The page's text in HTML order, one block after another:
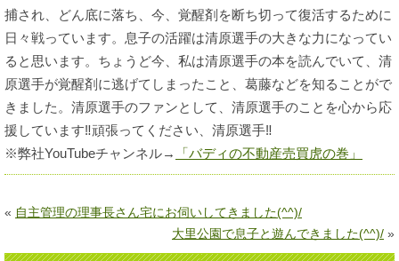
捕され、どん底に落ち、今、覚醒剤を断ち切って復活するために
日々戦っています。息子の活躍は清原選手の大きな力になってい
ると思います。ちょうど今、私は清原選手の本を読んでいて、清
原選手が覚醒剤に逃げてしまったこと、葛藤などを知ることがで
きました。清原選手のファンとして、清原選手のことを心から応
援しています‼頑張ってください、清原選手‼
※弊社YouTubeチャンネル→
「バディの不動産売買虎の巻」
« 自主管理の理事長さん宅にお伺いしてきました(^^)/
大里公園で息子と遊んできました(^^)/ »